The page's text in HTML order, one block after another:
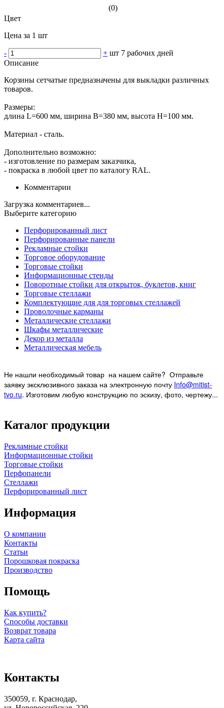
(0)
Цвет
Цена за 1 шт
- + шт 7 рабочих дней
Описание
Корзины сетчатые предназначены для выкладки различных
товаров.
Размеры:
длина L=600 мм, ширина В=380 мм, высота Н=100 мм.
Материал - сталь.
Дополнительно возможно:
- изготовление по размерам заказчика,
- покраска в любой цвет по каталогу RAL.
Комментарии
Загрузка комментариев...
Выберите категорию
Перфорированный лист
Перфорированные панели
Рекламные стойки
Торговое оборудование
Торговые стойки
Информационные стенды
Поворотные стойки для открыток, буклетов, книг
Торговые стеллажи
Комплектующие для для торговых стеллажей
Проволочные карманы
Металлические стеллажи
Шкафы металлические
Декор из металла
Металлическая мебель
Не нашли необходимый товар на нашем сайте? Отправьте
заявку эксклюзивного заказа на электронную почту Info@mitist-
tvo.ru. Изготовим любую конструкцию по эскизу, фото, чертежу...
Каталог продукции
Рекламные стойки
Информационные стойки
Торговые стойки
Перфопанели
Стеллажи
Перфорированный лист
Информация
О компании
Контакты
Статьи
Порошковая покраска
Производство
Помощь
Как купить?
Способы доставки
Возврат товара
Карта сайта
Контакты
350059, г. Краснодар,